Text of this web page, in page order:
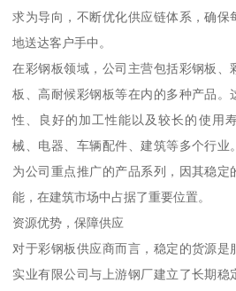
求为导向，不断优化供应链体系，确保
地送达客户手中。
在彩钢板领域，公司主营包括彩钢板、
板、高耐候彩钢板等在内的多种产品。
性、良好的加工性能以及较长的使用
械、电器、车辆配件、建筑等多个行业
为公司重点推广的产品系列，因其稳定
能，在建筑市场中占据了重要位置。
资源优势，保障供应
对于彩钢板供应商而言，稳定的货源是
实业有限公司与上游钢厂建立了长期稳